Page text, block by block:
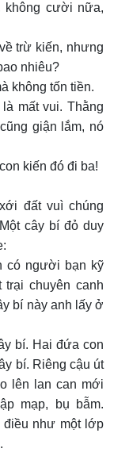
không cười nữa,
trừ kiến, nhưng
nhiêu?
không tốn tiền.
mất vui. Thằng
giận lắm, nó
kiến đó đi ba!
đất vuì chúng
cây bí đỏ duy
có người bạn kỹ
chuyên canh
bí này anh lấy ở
bí. Hai đứa con
bí. Riêng cậu út
lên lan can mới
mạp, bụ bẫm.
điều như một lớp